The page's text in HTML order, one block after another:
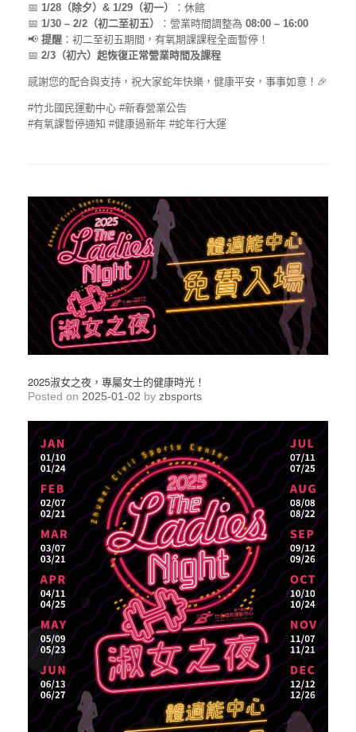
📅 1/28（除夕）& 1/29（初一）
：休館
📅 1/30 – 2/2（初二至初五） ：營業時間調整為 08:00 – 16:00
📢 提醒 ：初二至初五期間，有氧期課課程全面暫停！
📅 2/3（初六）起恢復正常營業時間及課程
感謝您的配合與支持，祝大家蛇年快樂，健康平安，事事如意！🎉
#竹北國民運動中心 #新春營業公告
#有氧課暫停通知 #健康過新年 #蛇年行大運
2025淑女之夜，專屬女士的健康時光！
Posted on 2025-01-02 by zbsports